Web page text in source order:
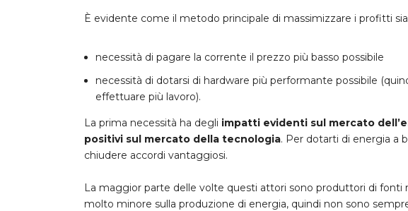
È evidente come il metodo principale di massimizzare i profitti
necessità di pagare la corrente il prezzo più basso possibile
necessità di dotarsi di hardware più performante possibile
effettuare più lavoro).
La prima necessità ha degli impatti evidenti sul mercato
positivi sul mercato della tecnologia. Per dotarti di energia a
chiudere accordi vantaggiosi.
La maggior parte delle volte questi attori sono produttori di fonti
molto minore sulla produzione di energia, quindi non sono